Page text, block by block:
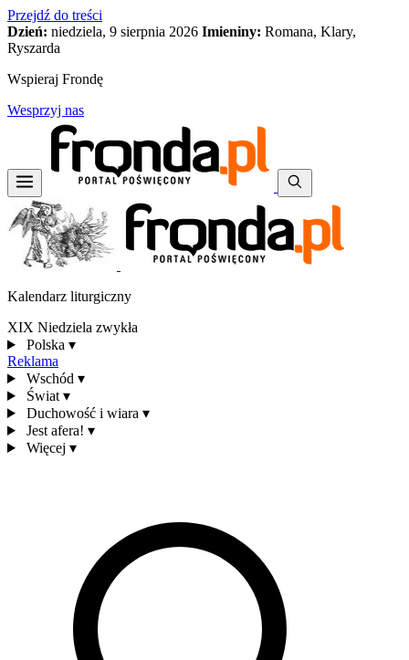
Przejdź do treści
Dzień: niedziela, 9 sierpnia 2026 Imieniny: Romana, Klary,
Ryszarda
Wspieraj Frondę
Wesprzyj nas
Kalendarz liturgiczny
XIX Niedziela zwykła
Polska ▾
Reklama
Wschód ▾
Świat ▾
Duchowość i wiara ▾
Jest afera! ▾
Więcej ▾